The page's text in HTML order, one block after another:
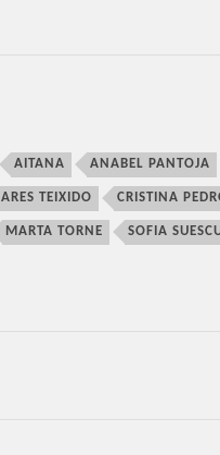
AITANA ANABEL PANTOJA
ARES TEIXIDO CRISTINA
MARTA TORNE SOFIA